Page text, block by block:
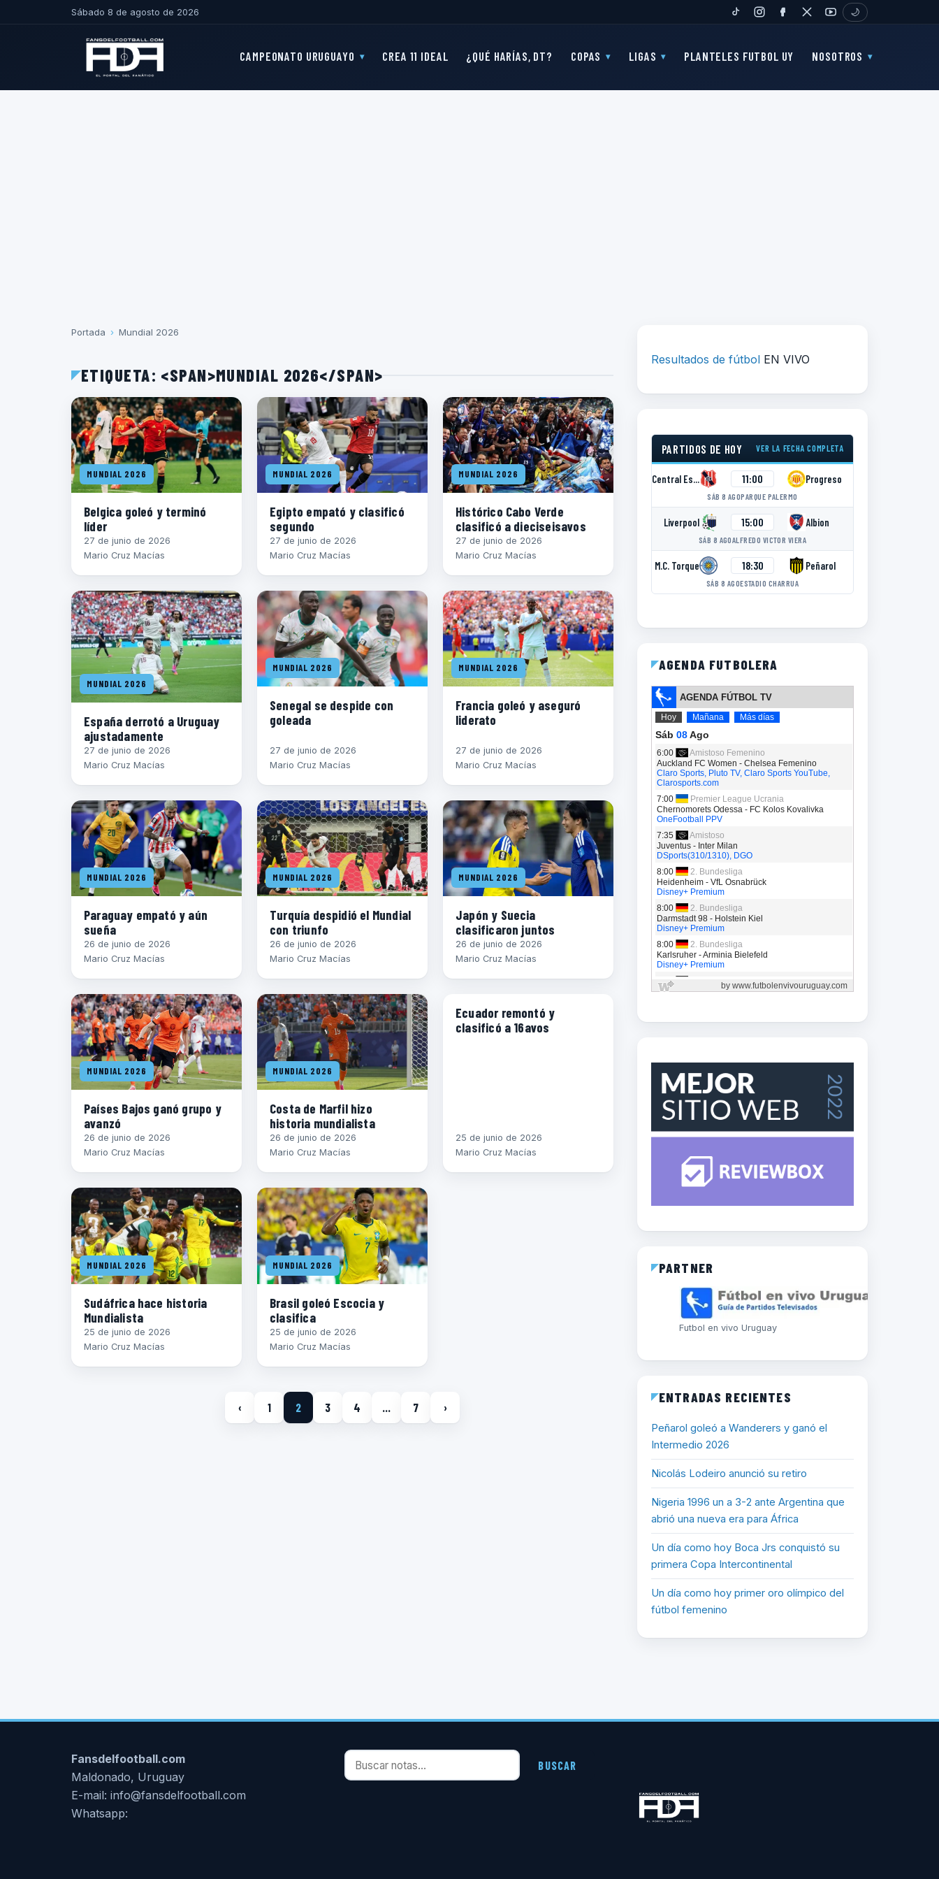
Sábado 8 de agosto de 2026
TIKTOKINSTAGRAM
FANPAGETWITTERYOUTUBE
🌙
CAMPEONATO URUGUAYO CREA 11 IDEAL ¿QUÉ HARÍAS, DT? COPAS LIGAS PLANTELES FUTBOL UY NOSOTROS
Portada › Mundial 2026
ETIQUETA: <SPAN>MUNDIAL 2026</SPAN>
MUNDIAL 2026
Belgica goleó y terminó
líder
27 de junio de 2026
Mario Cruz Macías
MUNDIAL 2026
Egipto empató y clasificó
segundo
27 de junio de 2026
Mario Cruz Macías
MUNDIAL 2026
Histórico Cabo Verde
clasificó a dieciseisavos
27 de junio de 2026
Mario Cruz Macías
MUNDIAL 2026
España derrotó a Uruguay
ajustadamente
27 de junio de 2026
Mario Cruz Macías
MUNDIAL 2026
Senegal se despide con
goleada
27 de junio de 2026
Mario Cruz Macías
MUNDIAL 2026
Francia goleó y aseguró
liderato
27 de junio de 2026
Mario Cruz Macías
MUNDIAL 2026
Paraguay empató y aún
sueña
26 de junio de 2026
Mario Cruz Macías
MUNDIAL 2026
Turquía despidió el Mundial
con triunfo
26 de junio de 2026
Mario Cruz Macías
MUNDIAL 2026
Japón y Suecia
clasificaron juntos
26 de junio de 2026
Mario Cruz Macías
MUNDIAL 2026
Países Bajos ganó grupo y
avanzó
26 de junio de 2026
Mario Cruz Macías
MUNDIAL 2026
Costa de Marfil hizo
historia mundialista
26 de junio de 2026
Mario Cruz Macías
Ecuador remontó y
clasificó a 16avos
25 de junio de 2026
Mario Cruz Macías
MUNDIAL 2026
Sudáfrica hace historia
Mundialista
25 de junio de 2026
Mario Cruz Macías
MUNDIAL 2026
Brasil goleó Escocia y
clasifica
25 de junio de 2026
Mario Cruz Macías
‹ 1 2 3 4 … 7 ›
Resultados de fútbol EN VIVO
PARTIDOS DE HOY VER LA FECHA COMPLETA
Central Español 11:00 Progreso
SÁB 8 AGOPARQUE PALERMO
Liverpool 15:00 Albion
SÁB 8 AGOALFREDO VICTOR VIERA
M.C. Torque 18:30 Peñarol
SÁB 8 AGOESTADIO CHARRUA
AGENDA FUTBOLERA
PARTNER
Futbol en vivo Uruguay
ENTRADAS RECIENTES
Peñarol goleó a Wanderers y ganó el
Intermedio 2026
Nicolás Lodeiro anunció su retiro
Nigeria 1996 un a 3-2 ante Argentina que
abrió una nueva era para África
Un día como hoy Boca Jrs conquistó su
primera Copa Intercontinental
Un día como hoy primer oro olímpico del
fútbol femenino
Fansdelfootball.com
Maldonado, Uruguay
E-mail: info@fansdelfootball.com
Whatsapp:
Buscar notas BUSCAR